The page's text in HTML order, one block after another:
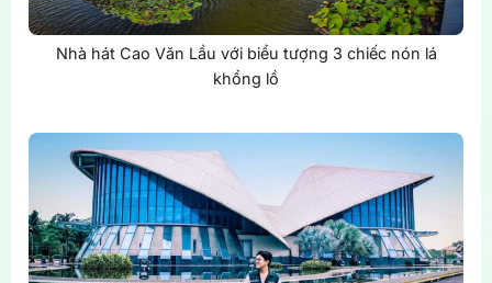
Nhà hát Cao Văn Lầu với biểu tượng 3 chiếc nón lá
khổng lồ